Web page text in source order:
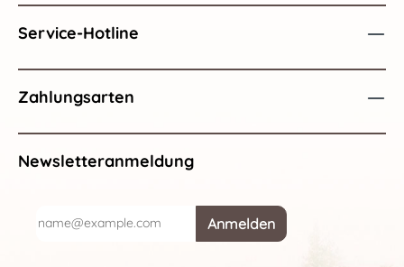
Service-Hotline
Zahlungsarten
Newsletteranmeldung
Anmelden